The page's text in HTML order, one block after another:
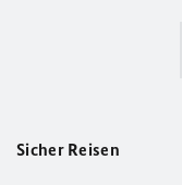
Sicher Reisen